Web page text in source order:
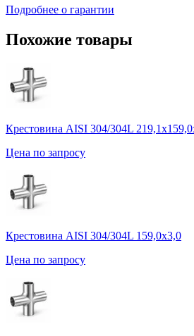
Подробнее о гарантии
Похожие товары
Крестовина AISI 304/304L
Цена по запросу
Крестовина AISI 304/304L 159,0х3,0
Цена по запросу